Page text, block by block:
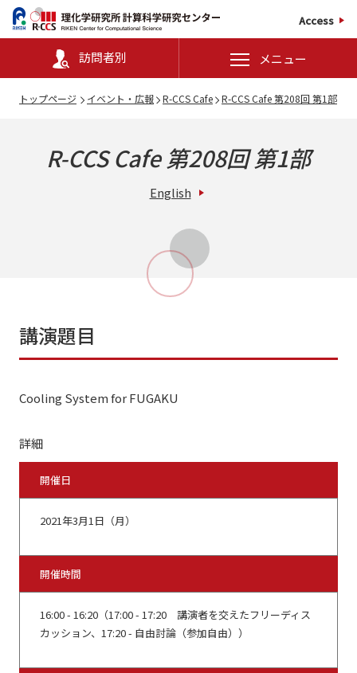
Access
訪問者別 メニュー
トップページ イベント・広報 R-CCS Cafe R-CCS Cafe 第208回 第1部
R-CCS Cafe 第208回 第1部
English
講演題目
Cooling System for FUGAKU
詳細
開催日
2021年3月1日（月）
開催時間
16:00 - 16:20（17:00 - 17:20 講演者を交えたフリーディス
カッション、17:20 - 自由討論（参加自由））